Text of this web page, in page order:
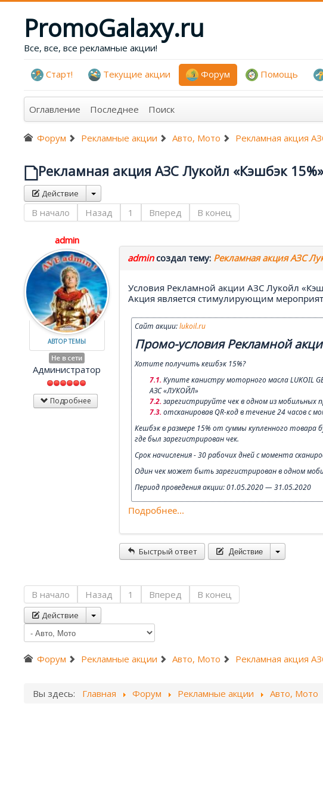
PromoGalaxy.ru
Все, все, все рекламные акции!
Старт! Текущие акции Форум Помощь
Оглавление Последнее Поиск
Форум Рекламные акции Авто, Мото Рекламная акция
Рекламная акция АЗС Лукойл «Кэшбэк 15%»
Действие
В начало Назад 1 Вперед В конец
admin
АВТОР ТЕМЫ
Не в сети
Администратор
Подробнее
adminсоздал тему: Рекламная акция АЗС
Условия Рекламной акции АЗС Лукойл
Акция является стимулирующим
Сайт акции:lukoil.ru
Промо-условия Рекламной
Хотите получить кешбэк 15%?
Купите канистру моторного масла LUKOIL
АЗС «ЛУКОЙЛ»
зарегистрируйте чек в одном из мобильных
отсканировав QR-код в течение 24 часов с
Кешбэк в размере 15% от суммы купленного
где был зарегистрирован чек.
Срок начисления - 30 рабочих дней с момента
Один чек может быть зарегистрирован в одном
Период проведения акции: 01.05.2020 — 31.05.2020
Подробнее...
Быстрый ответ Действие
В начало Назад 1 Вперед В конец
Действие
Форум Рекламные акции Авто, Мото Рекламная акция
Вы здесь: Главная Форум Рекламные акции Авто, Мото